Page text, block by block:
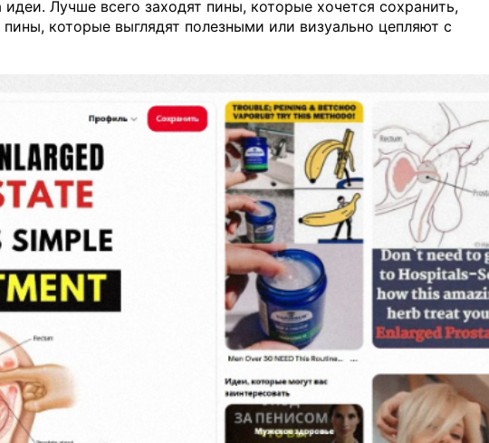
Лучше всего заходят пины, которые хочется сохранить,
которые выглядят полезными или визуально цепляют с